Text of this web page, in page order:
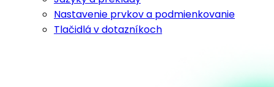
Nastavenie prvkov a podmienkovanie
Tlačidlá v dotazníkoch